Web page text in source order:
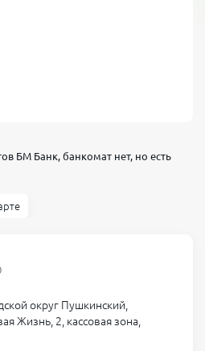
БМ Банк, банкомат нет, но есть
округ Пушкинский,
Жизнь, 2, кассовая зона,